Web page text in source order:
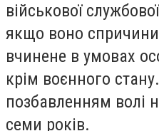
військової
якщо воно
вчинене в умовах
крім воєнного
позбавленням волі
семи років.